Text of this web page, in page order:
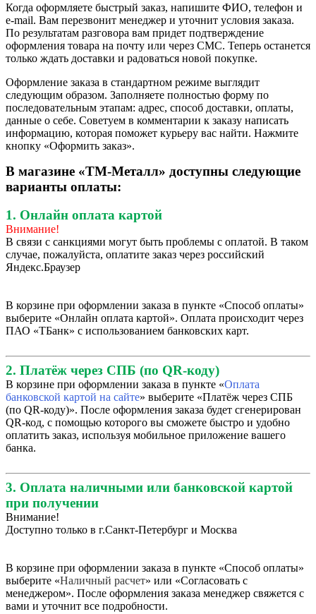
Когда оформляете быстрый заказ, напишите ФИО, телефон и
e-mail. Вам перезвонит менеджер и уточнит условия заказа.
По результатам разговора вам придет подтверждение
оформления товара на почту или через СМС. Теперь останется
только ждать доставки и радоваться новой покупке.
Оформление заказа в стандартном режиме выглядит
следующим образом. Заполняете полностью форму по
последовательным этапам: адрес, способ доставки, оплаты,
данные о себе. Советуем в комментарии к заказу написать
информацию, которая поможет курьеру вас найти. Нажмите
кнопку «Оформить заказ».
В магазине «ТМ-Металл» доступны следующие
варианты оплаты:
1. Онлайн оплата картой
Внимание!
В связи с санкциями могут быть проблемы с оплатой. В таком
случае, пожалуйста, оплатите заказ через российский
Яндекс.Браузер
В корзине при оформлении заказа в пункте «Способ оплаты»
выберите «Онлайн оплата картой». Оплата происходит через
ПАО «ТБанк» с использованием банковских карт.
2. Платёж через СПБ (по QR-коду)
В корзине при оформлении заказа в пункте «Оплата
банковской картой на сайте» выберите «Платёж через СПБ
(по QR-коду)». После оформления заказа будет сгенерирован
QR-код, с помощью которого вы сможете быстро и удобно
оплатить заказ, используя мобильное приложение вашего
банка.
3. Оплата наличными или банковской картой
при получении
Внимание!
Доступно только в г.Санкт-Петербург и Москва
В корзине при оформлении заказа в пункте «Способ оплаты»
выберите «Наличный расчет» или «Согласовать с
менеджером». После оформления заказа менеджер свяжется с
вами и уточнит все подробности.